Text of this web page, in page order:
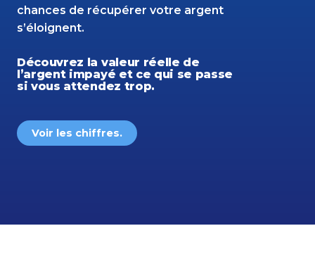
chances de récupérer votre argent
s’éloignent.
Découvrez la valeur réelle de
l’argent impayé et ce qui se passe
si vous attendez trop.
Voir les chiffres.